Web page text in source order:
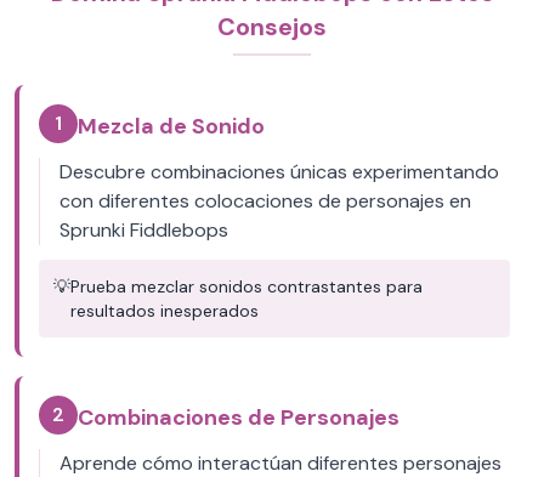
Consejos
1 Mezcla de Sonido
Descubre combinaciones únicas experimentando
con diferentes colocaciones de personajes en
Sprunki Fiddlebops
💡Prueba mezclar sonidos contrastantes para
resultados inesperados
2 Combinaciones de Personajes
Aprende cómo interactúan diferentes personajes